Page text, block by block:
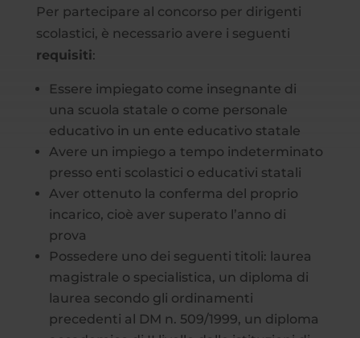
Per partecipare al concorso per dirigenti
scolastici, è necessario avere i seguenti
requisiti:
Essere impiegato come insegnante di
una scuola statale o come personale
educativo in un ente educativo statale
Avere un impiego a tempo indeterminato
presso enti scolastici o educativi statali
Aver ottenuto la conferma del proprio
incarico, cioè aver superato l’anno di
prova
Possedere uno dei seguenti titoli: laurea
magistrale o specialistica, un diploma di
laurea secondo gli ordinamenti
precedenti al DM n. 509/1999, un diploma